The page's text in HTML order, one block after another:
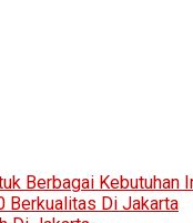
Berbagai Kebutuhan
Berkualitas Di Jakarta